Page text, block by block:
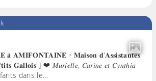
𝐀𝐌𝐈𝐅𝐎𝐍𝐓𝐀𝐈𝐍𝐄 • 𝐌𝐚𝐢𝐬𝐨𝐧 𝐝'𝐀𝐬𝐬𝐢𝐬𝐭𝐚𝐧𝐭𝐞𝐬
𝐆𝐚𝐥𝐥𝐨𝐢𝐬"] ❤ 𝑀𝑢𝑟𝑖𝑒𝑙𝑙𝑒, 𝐶𝑎𝑟𝑖𝑛𝑒 𝑒𝑡 𝐶𝑦𝑛𝑡ℎ𝑖𝑎
dans le…